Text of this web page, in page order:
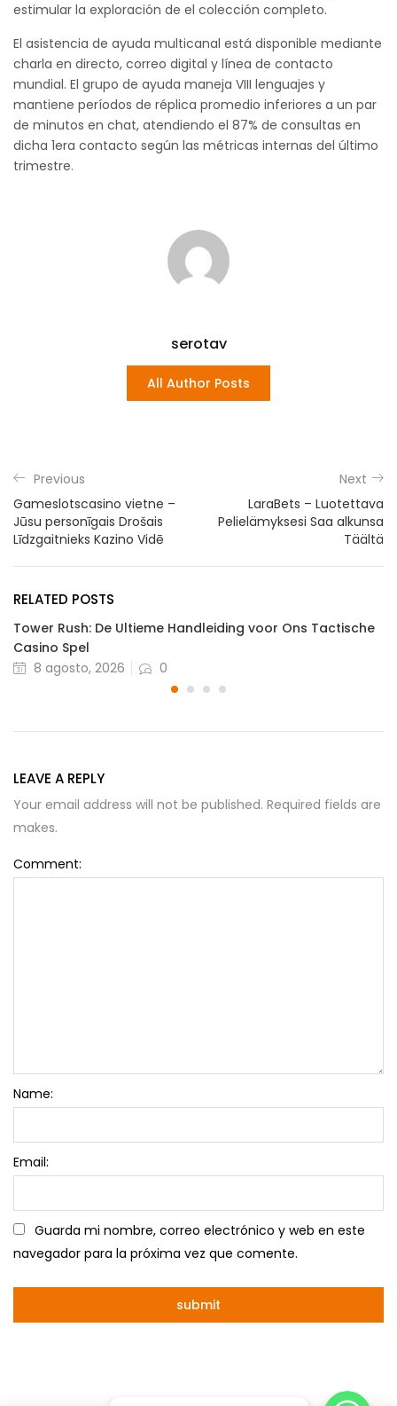
estimular la exploración de el colección completo.
El asistencia de ayuda multicanal está disponible mediante
charla en directo, correo digital y línea de contacto
mundial. El grupo de ayuda maneja VIII lenguajes y
mantiene períodos de réplica promedio inferiores a un par
de minutos en chat, atendiendo el 87% de consultas en
dicha 1era contacto según las métricas internas del último
trimestre.
serotav
All Author Posts
Previous
Gameslotscasino vietne –
Jūsu personīgais Drošais
Līdzgaitnieks Kazino Vidē
Next
LaraBets – Luotettava
Pelielämyksesi Saa alkunsa
Täältä
RELATED POSTS
Tower Rush: De Ultieme Handleiding voor Ons Tactische
Casino Spel
Posted
8 agosto, 2026 0
LEAVE A REPLY
Your email address will not be published. Required fields are
makes.
Comment:
Name:
Email:
Guarda mi nombre, correo electrónico y web en este
navegador para la próxima vez que comente.
Whatsapp
Whatsapp